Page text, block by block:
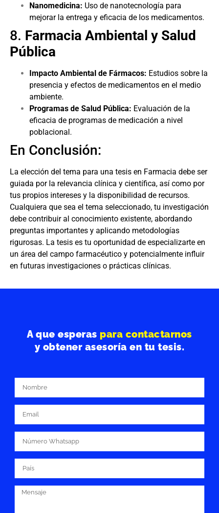
Nanomedicina: Uso de nanotecnología para
mejorar la entrega y eficacia de los medicamentos.
8. Farmacia Ambiental y Salud
Pública
Impacto Ambiental de Fármacos: Estudios sobre la
presencia y efectos de medicamentos en el medio
ambiente.
Programas de Salud Pública: Evaluación de la
eficacia de programas de medicación a nivel
poblacional.
En Conclusión:
La elección del tema para una tesis en Farmacia debe ser
guiada por la relevancia clínica y científica, así como por
tus propios intereses y la disponibilidad de recursos.
Cualquiera que sea el tema seleccionado, tu investigación
debe contribuir al conocimiento existente, abordando
preguntas importantes y aplicando metodologías
rigurosas. La tesis es tu oportunidad de especializarte en
un área del campo farmacéutico y potencialmente influir
en futuras investigaciones o prácticas clínicas.
A que esperas para contactarnos
y obtener asesoría en tu tesis.